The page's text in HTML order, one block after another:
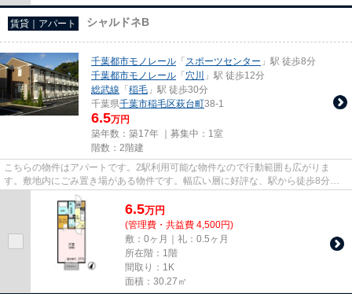
賃貸｜アパート シャルドネB
千葉都市モノレール 「 スポーツセンター 」駅 徒歩8分
千葉都市モノレール 「穴川
」駅 徒歩12分
総武線 「稲毛 」駅 徒歩30分
千葉県千葉市稲毛区萩台町38-1
6.5万円
築年数：築17年 ｜募集中： 1室
階数：2階建
こちらの物件はアパートです。2駅利用可能な物件なので行動範囲も広がりま
す。敷地内にごみ置き場がある物件です。幅広い層に好評な、駅から徒歩8分に
立地する物件です。レイエス稲毛...
6.5万円
(管理費・共益費 4,500円)
敷：0ヶ月｜礼：0.5ヶ月
所在階：1階
間取り：1K
面積：30.27㎡